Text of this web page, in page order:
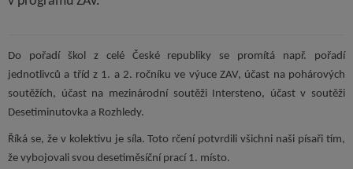
Do pořadí škol z celé České republiky se promítá např. pořadí
jednotlivců a tříd z 1. a 2. ročníku ve výuce ZAV, účast na pohárových
soutěžích, účast na mezinárodní soutěži Intersteno, účast v soutěži
Desetiminutovka a Rozhledy.
Říká se, že v kolektivu je síla. Toto rčení potvrdili všichni naši písaři tím,
že vybojovali svou desetiměsíční prací 1. místo.